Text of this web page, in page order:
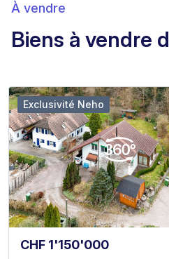
À vendre
Biens à vendre
CHF 1'150'000
Exclusivité Neho